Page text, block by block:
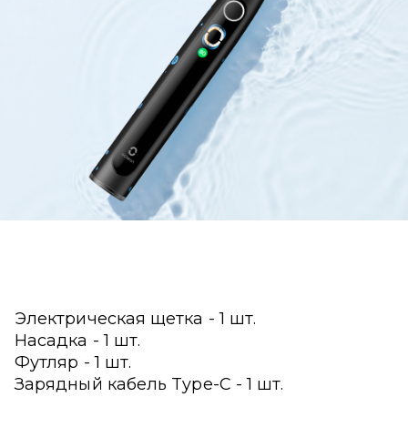
Электрическая щетка - 1 шт.
Насадка - 1 шт.
Футляр - 1 шт.
Зарядный кабель Type-C - 1 шт.